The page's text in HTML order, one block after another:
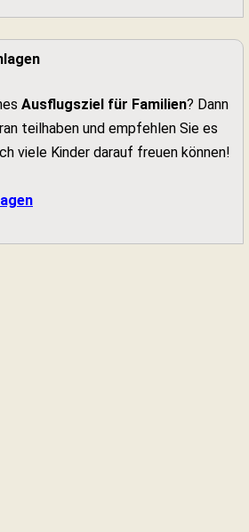
Ausflugsziel für Familien? Dann
teilhaben und empfehlen Sie es
viele Kinder darauf freuen können!